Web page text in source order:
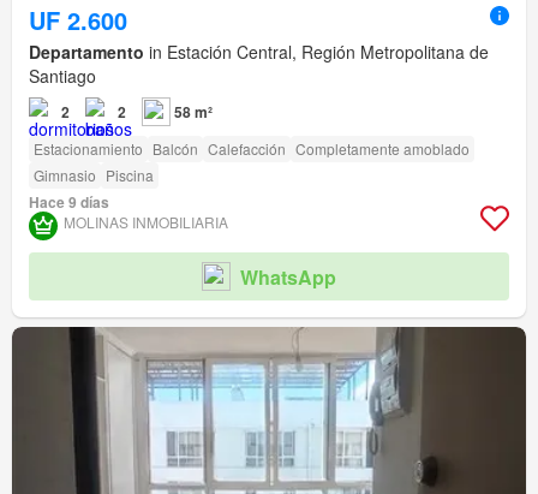
UF 2.600
Departamento in Estación Central, Región Metropolitana de
Santiago
2 2 58 m²
Estacionamiento Balcón Calefacción Completamente amoblado
Gimnasio Piscina
Hace 9 días
MOLINAS INMOBILIARIA
WhatsApp